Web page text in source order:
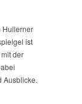
Hullerner
ist
der
Ausblicke.